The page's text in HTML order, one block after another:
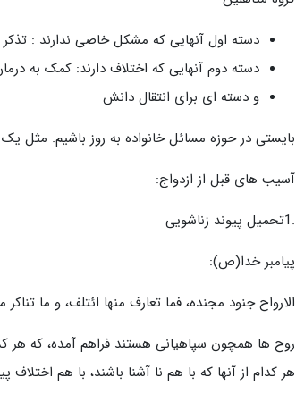
دسته اول آنهایی که مشکل خاصی ندارند : تذکر
دسته دوم آنهایی که اختلاف دارند: کمک به
و دسته ای برای انتقال دانش
بایستی در حوزه مسائل خانواده به روز باشیم. مثل
آسیب های قبل از ازدواج:
.1تحمیل پیوند زناشویی
پیامبر خدا(ص):
الارواح جنود مجنده، فما تعارف منها ائتلف، و ما تناكر
روح ها همچون سپاهیانی هستند فراهم آمده، كه هر
هر كدام از آنها كه با هم نا آشنا باشند، با هم اختلاف